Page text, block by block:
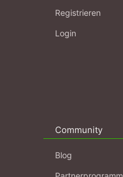
Registrieren
Login
Community
Blog